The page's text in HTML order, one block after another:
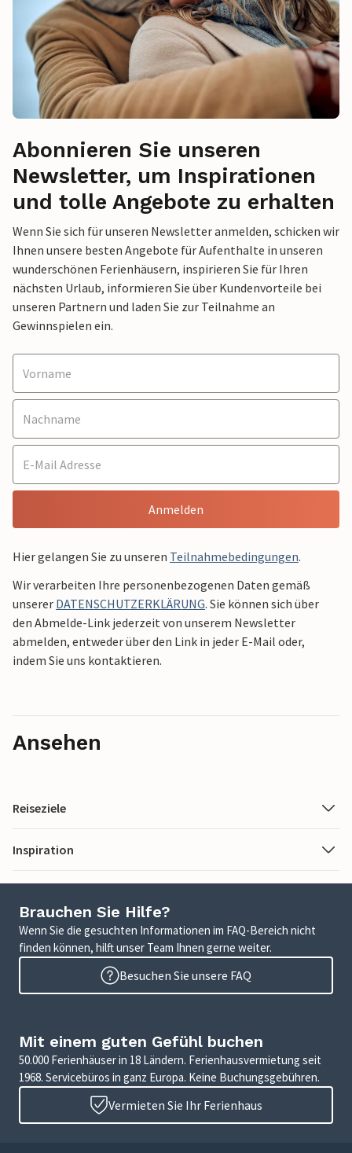
Abonnieren Sie unseren
Newsletter, um Inspirationen
und tolle Angebote zu erhalten
Wenn Sie sich für unseren Newsletter anmelden, schicken wir
Ihnen unsere besten Angebote für Aufenthalte in unseren
wunderschönen Ferienhäusern, inspirieren Sie für Ihren
nächsten Urlaub, informieren Sie über Kundenvorteile bei
unseren Partnern und laden Sie zur Teilnahme an
Gewinnspielen ein.
Anmelden
Hier gelangen Sie zu unseren Teilnahmebedingungen.
Wir verarbeiten Ihre personenbezogenen Daten gemäß
unserer DATENSCHUTZERKLÄRUNG. Sie können sich über
den Abmelde-Link jederzeit von unserem Newsletter
abmelden, entweder über den Link in jeder E-Mail oder,
indem Sie uns kontaktieren.
Ansehen
Reiseziele
Inspiration
Brauchen Sie Hilfe?
Wenn Sie die gesuchten Informationen im FAQ-Bereich nicht
finden können, hilft unser Team Ihnen gerne weiter.
Besuchen Sie unsere FAQ
Mit einem guten Gefühl buchen
50.000 Ferienhäuser in 18 Ländern. Ferienhausvermietung seit
1968. Servicebüros in ganz Europa. Keine Buchungsgebühren.
Vermieten Sie Ihr Ferienhaus